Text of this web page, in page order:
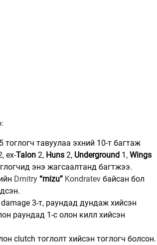
тавуулаа эхний 10-т багтаж
ex-Talon 2, Huns 2, Underground 1, Wings
энэ жагсаалтанд багтжээ.
Dmitry “mizu” Kondratev байсан бол
3-т, раундад дундаж хийсэн
раундад 1-с олон килл хийсэн
clutch тоглолт хийсэн тоглогч болсон.